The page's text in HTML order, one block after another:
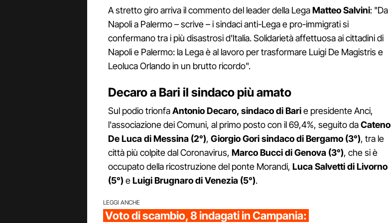
A stretto giro arriva il commento del leader della LegaMatteo Salvini: "Da
Napoli a Palermo – scrive – i sindaci anti-Lega e pro-immigrati si
confermano tra i più disastrosi d'Italia. Solidarietà affettuosa ai cittadini di
Napoli e Palermo: la Lega è al lavoro per trasformare Luigi De Magistris e
Leoluca Orlando in un brutto ricordo".
Decaro a Bari il sindaco più amato
Sul podio trionfaAntonio Decaro, sindaco di Barie presidente Anci,
l'associazione dei Comuni, al primo posto con il 69,4%, seguito daCateno
De Luca di Messina (2°), Giorgio Gori sindaco di Bergamo (3°), tra le
città più colpite dal Coronavirus, Marco Bucci di Genova (3°), che si è
occupato della ricostruzione del ponte Morandi, Luca Salvetti di Livorno
(5°) eLuigi Brugnaro di Venezia (5°).
LEGGI ANCHE
Voto di scambio, 8 indagati in Campania: